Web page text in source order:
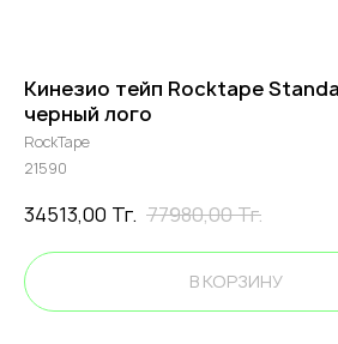
Кинезио тейп Rocktape
черный лого
RockTape
21590
34513,00 Тг. 77980,00Тг.
В КОРЗИНУ